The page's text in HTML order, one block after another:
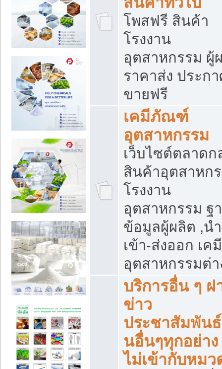
โพสฟรี สินค้า
โรงงาน
อุตสาหกรรม ผู้
ราคาส่ง ประก
ขายฟรี
เคมีภัณฑ์
อุตสาหกรรม
เว็บไซต์ตลาดก
สินค้าอุตสาหก
โรงงาน
อุตสาหกรรม ฐ
ข้อมูลผู้ผลิต ,นำ
เข้า-ส่งออก เคมี
อุตสาหกรรมต่า
บริการอื่น ๆ ฝ
ข่าว
ประชาสัมพัน
นอื่นๆทุกอย่า
ไม่เข้ากับหมว